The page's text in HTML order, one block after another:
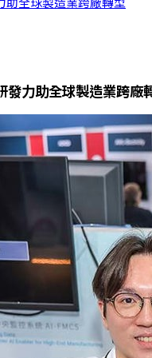
發力助全球製造業跨廠